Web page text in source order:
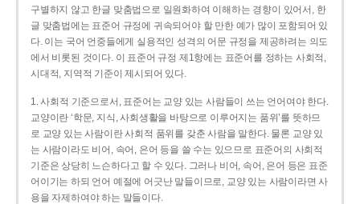
구별하지 않고 한글 맞춤법으로 일원화하여 이해하는 경향이 있어서, 한
글 맞춤법에는 표준어 규정에 귀속되어야 할 만한 예가 많이 포함되어 있
다. 이는 국어 언중들에게 실용적인 성격의 어문 규정을 제공하려는 의도
에서 비롯된 것이다. 이 표준어 규정 제1항에는 표준어를 정하는 사회적,
시대적, 지역적 기준이 제시되어 있다.
1. 사회적 기준으로서, 표준어는 교양 있는 사람들이 쓰는 언어여야 한다.
교양이란 ‘학문, 지식, 사회생활을 바탕으로 이루어지는 품위’를 뜻하므
로 교양 있는 사람이란 사회적 품위를 갖춘 사람을 말한다. 물론 교양 있
는 사람이라도 비어, 속어, 은어 등을 쓸 수는 있으므로 표준어의 사회적
기준은 상당히 느슨하다고 할 수 있다. 그러나 비어, 속어, 은어 등은 표준
어이기는 하되 언어 예절에 어긋난 말들이므로, 교양 있는 사람이라면 사
용을 자제하여야 하는 말들이다.